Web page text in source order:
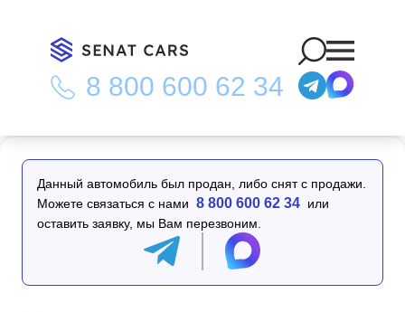
8 800 600 62 34
Главная Каталог/Hyundai Grandeur 3,5 Gasoline Calligraphy
4WD
Данный автомобиль был продан, либо снят с продажи.
Можете связаться с нами 8 800 600 62 34 или
оставить заявку, мы Вам перезвоним.